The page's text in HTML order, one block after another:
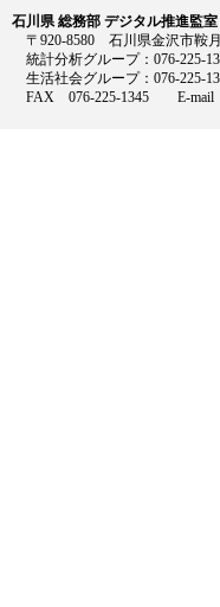
石川県 総務部 デジタル推進監
〒920-8580 石川県金沢市鞍月
統計分析グループ：076-225-
生活社会グループ：076-225-
FAX 076-225-1345 E-mail